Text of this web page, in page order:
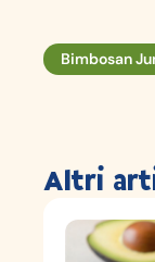
Bimbosan
Altri